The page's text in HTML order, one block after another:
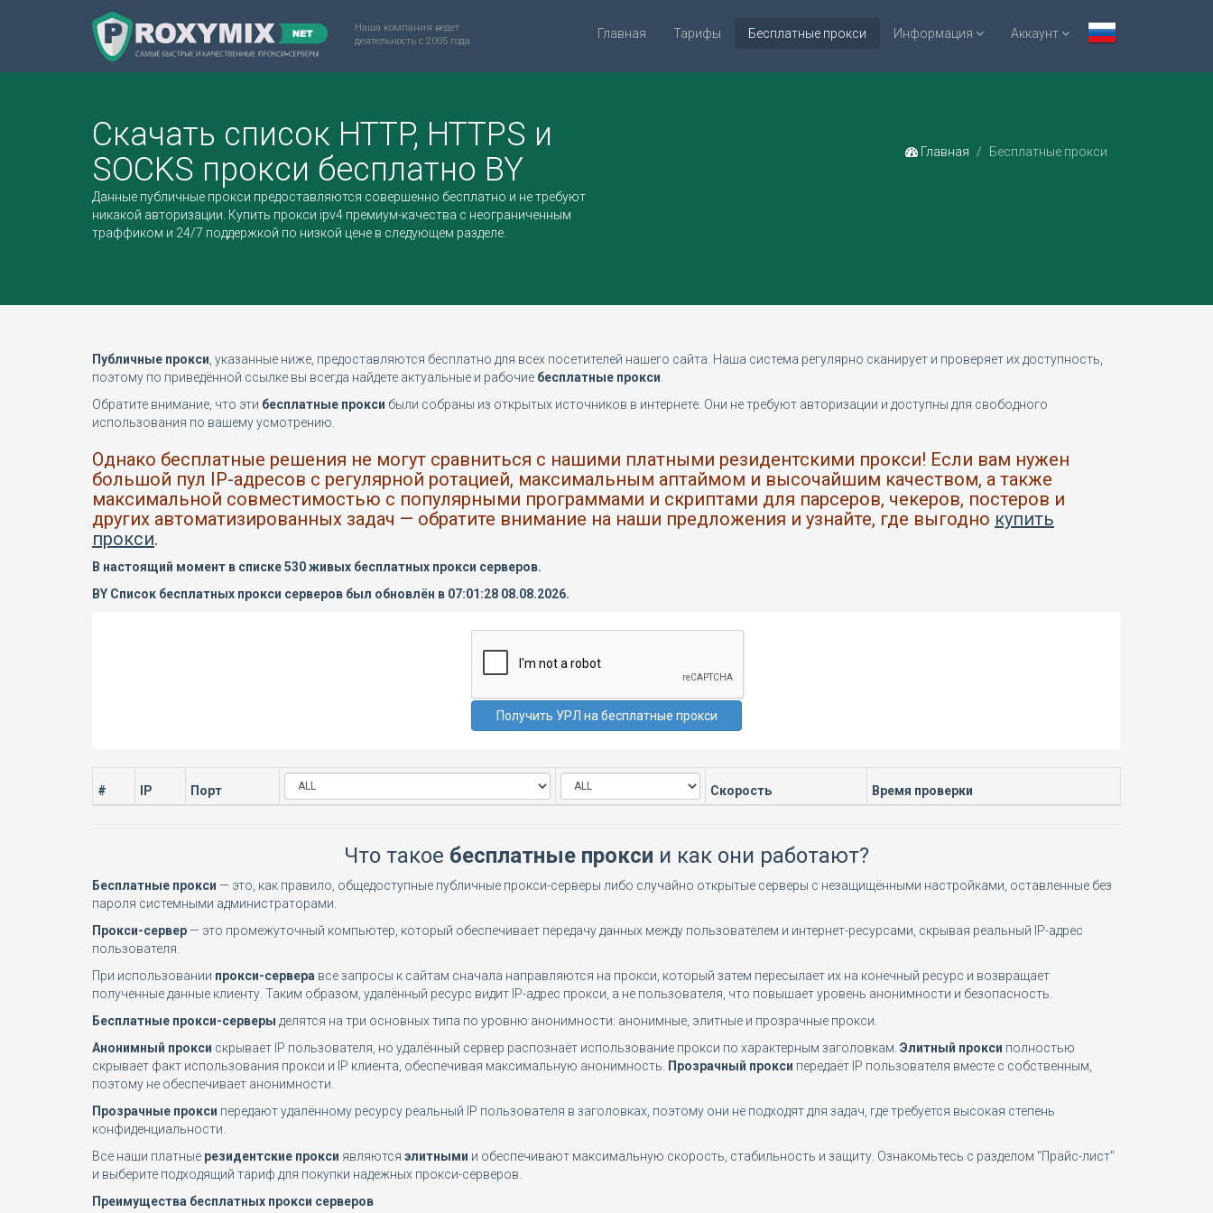
Наша компания ведет
деятельность с 2005 года
Главная Тарифы Бесплатные прокси Информация Аккаунт
Скачать список HTTP, HTTPS и
SOCKS прокси бесплатно BY
Данные публичные прокси предоставляются совершенно бесплатно и не требуют
никакой авторизации. Купить прокси ipv4 премиум-качества с неограниченным
траффиком и 24/7 поддержкой по низкой цене в следующем разделе.
Главная Бесплатные прокси
Публичные прокси , указанные ниже, предоставляются бесплатно для всех посетителей нашего сайта. Наша система регулярно сканирует и проверяет их доступность,
поэтому по приведённой ссылке вы всегда найдете актуальные и рабочие бесплатные прокси
Обратите внимание, что эти бесплатные прокси были собраны из открытых источников в интернете. Они не требуют авторизации и доступны для свободного
использования по вашему усмотрению.
Однако бесплатные решения не могут сравниться с нашими платными резидентскими прокси! Если вам нужен
большой пул IP-адресов с регулярной ротацией, максимальным аптаймом и высочайшим качеством, а также
максимальной совместимостью с популярными программами и скриптами для парсеров, чекеров, постеров и
других автоматизированных задач — обратите внимание на наши предложения и узнайте, где выгодно купить
прокси.
В настоящий момент в списке 530 живых бесплатных прокси серверов.
BY Список бесплатных прокси серверов был обновлён в 07:01:28 08.08.2026.
# IP Порт Скорость Время проверки
Что такое бесплатные прокси и как они работают?
Бесплатные прокси — это, как правило, общедоступные публичные прокси-серверы либо случайно открытые серверы с незащищёнными настройками, оставленные без
пароля системными администраторами.
Прокси-сервер — это промежуточный компьютер, который обеспечивает передачу данных между пользователем и интернет-ресурсами, скрывая реальный IP-адрес
пользователя.
При использовании прокси-сервера все запросы к сайтам сначала направляются на прокси, который затем пересылает их на конечный ресурс и возвращает
полученные данные клиенту. Таким образом, удалённый ресурс видит IP-адрес прокси, а не пользователя, что повышает уровень анонимности и безопасность.
Бесплатные прокси-серверы делятся на три основных типа по уровню анонимности: анонимные, элитные и прозрачные прокси.
Анонимный прокси скрывает IP пользователя, но удалённый сервер распознаёт использование прокси по характерным заголовкам. Элитный прокси полностью
скрывает факт использования прокси и IP клиента, обеспечивая максимальную анонимность.
Прозрачный прокси передаёт IP пользователя вместе с собственным,
поэтому не обеспечивает анонимности.
Прозрачные прокси передают удалённому ресурсу реальный IP пользователя в заголовках, поэтому они не подходят для задач, где требуется высокая степень
конфиденциальности.
Все наши платные резидентские прокси являются элитными и обеспечивают максимальную скорость, стабильность и защиту. Ознакомьтесь с разделом "Прайс-лист"
и выберите подходящий тариф для покупки надежных прокси-серверов.
Преимущества бесплатных прокси серверов